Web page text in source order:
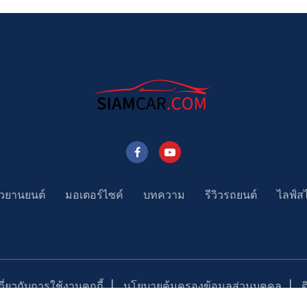
ยานยนต์ มอเตอร์ไซค์ บทความ รีวิวรถยนต์ ไลฟ์ส
ยวกับการใช้งานคุกกี้ นโยบายคุ้มครองข้อมูลส่วนบุคคล